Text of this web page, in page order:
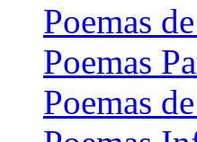
Poemas
Poemas
Poemas